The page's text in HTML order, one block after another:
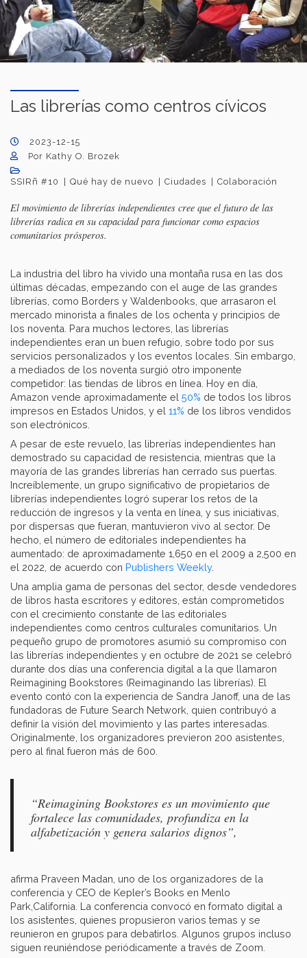
Las librerías como centros cívicos
2023-12-15
Por Kathy O. Brozek
SSIRñ #10 Qué hay de nuevo Ciudades Colaboración
El movimiento de librerías independientes cree que el futuro de las
librerías radica en su capacidad para funcionar como espacios
comunitarios prósperos.
La industria del libro ha vivido una montaña rusa en las dos
últimas décadas, empezando con el auge de las grandes
librerías, como Borders y Waldenbooks, que arrasaron el
mercado minorista a finales de los ochenta y principios de
los noventa. Para muchos lectores, las librerías
independientes eran un buen refugio, sobre todo por sus
servicios personalizados y los eventos locales. Sin embargo,
a mediados de los noventa surgió otro imponente
competidor: las tiendas de libros en línea. Hoy en día,
Amazon vende aproximadamente el 50% de todos los libros
impresos en Estados Unidos, y el 11% de los libros vendidos
son electrónicos.
A pesar de este revuelo, las librerías independientes han
demostrado su capacidad de resistencia, mientras que la
mayoría de las grandes librerías han cerrado sus puertas.
Increíblemente, un grupo significativo de propietarios de
librerías independientes logró superar los retos de la
reducción de ingresos y la venta en línea, y sus iniciativas,
por dispersas que fueran, mantuvieron vivo al sector. De
hecho, el número de editoriales independientes ha
aumentado: de aproximadamente 1,650 en el 2009 a 2,500 en
el 2022, de acuerdo con Publishers Weekly.
Una amplia gama de personas del sector, desde vendedores
de libros hasta escritores y editores, están comprometidos
con el crecimiento constante de las editoriales
independientes como centros culturales comunitarios. Un
pequeño grupo de promotores asumió su compromiso con
las librerías independientes y en octubre de 2021 se celebró
durante dos días una conferencia digital a la que llamaron
Reimagining Bookstores (Reimaginando las librerías). El
evento contó con la experiencia de Sandra Janoff, una de las
fundadoras de Future Search Network, quien contribuyó a
definir la visión del movimiento y las partes interesadas.
Originalmente, los organizadores previeron 200 asistentes,
pero al final fueron más de 600.
“Reimagining Bookstores es un movimiento que
fortalece las comunidades, profundiza en la
alfabetización y genera salarios dignos”,
afirma Praveen Madan, uno de los organizadores de la
conferencia y CEO de Kepler’s Books en Menlo
Park,California. La conferencia convocó en formato digital a
los asistentes, quienes propusieron varios temas y se
reunieron en grupos para debatirlos. Algunos grupos incluso
siguen reuniéndose periódicamente a través de Zoom.